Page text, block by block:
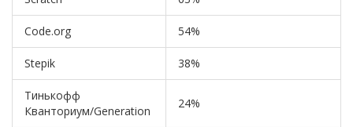
Code.org 54%
Stepik 38%
Тинькофф
Кванториум/Generation
24%